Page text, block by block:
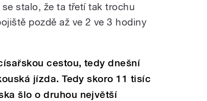
stalo, že ta třetí tak trochu
pozdě až ve 2 ve 3 hodiny
cestou, tedy dnešní
jízda. Tedy skoro 11 tisíc
šlo o druhou největší